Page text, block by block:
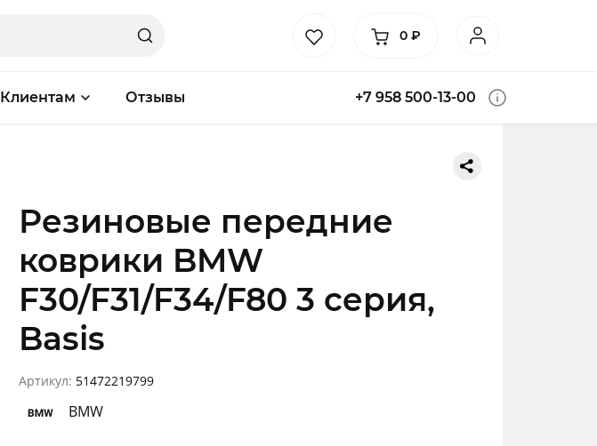
0 ₽
Клиентам Отзывы +7 958 500-13-00
Резиновые передние
коврики BMW
F30/F31/F34/F80 3 серия,
Basis
Артикул: 51472219799
BMW